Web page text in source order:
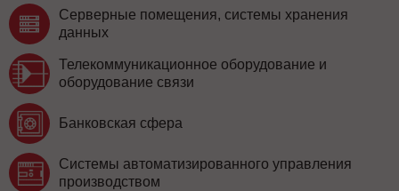
Серверные помещения, системы хранения
данных
Телекоммуникационное оборудование и
оборудование связи
Банковская сфера
Системы автоматизированного управления
производством